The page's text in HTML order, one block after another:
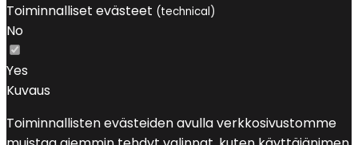
Toiminnalliset evästeet (technical)
No
Yes
Kuvaus
Toiminnallisten evästeiden avulla verkkosivustomme